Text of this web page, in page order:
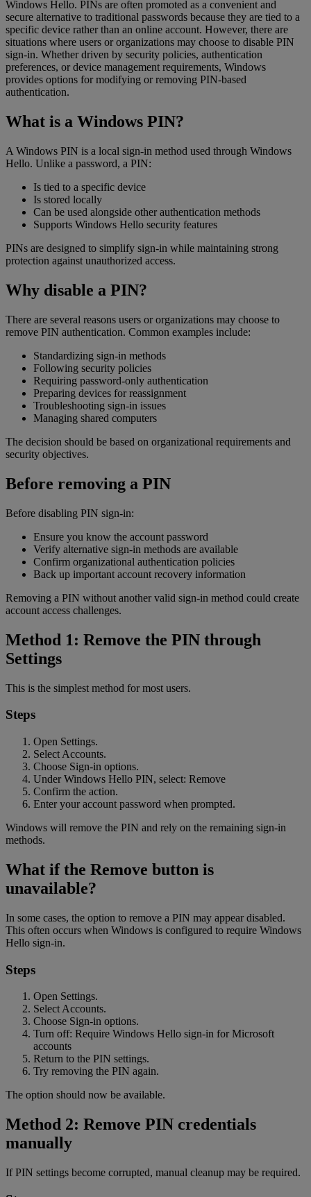
Windows Hello. PINs are often promoted as a convenient and
secure alternative to traditional passwords because they are tied to a
specific device rather than an online account. However, there are
situations where users or organizations may choose to disable PIN
sign-in. Whether driven by security policies, authentication
preferences, or device management requirements, Windows
provides options for modifying or removing PIN-based
authentication.
What is a Windows PIN?
A Windows PIN is a local sign-in method used through Windows
Hello. Unlike a password, a PIN:
Is tied to a specific device
Is stored locally
Can be used alongside other authentication methods
Supports Windows Hello security features
PINs are designed to simplify sign-in while maintaining strong
protection against unauthorized access.
Why disable a PIN?
There are several reasons users or organizations may choose to
remove PIN authentication. Common examples include:
Standardizing sign-in methods
Following security policies
Requiring password-only authentication
Preparing devices for reassignment
Troubleshooting sign-in issues
Managing shared computers
The decision should be based on organizational requirements and
security objectives.
Before removing a PIN
Before disabling PIN sign-in:
Ensure you know the account password
Verify alternative sign-in methods are available
Confirm organizational authentication policies
Back up important account recovery information
Removing a PIN without another valid sign-in method could create
account access challenges.
Method 1: Remove the PIN through
Settings
This is the simplest method for most users.
Steps
Open Settings.
Select Accounts.
Choose Sign-in options.
Under Windows Hello PIN, select: Remove
Confirm the action.
Enter your account password when prompted.
Windows will remove the PIN and rely on the remaining sign-in
methods.
What if the Remove button is
unavailable?
In some cases, the option to remove a PIN may appear disabled.
This often occurs when Windows is configured to require Windows
Hello sign-in.
Steps
Open Settings.
Select Accounts.
Choose Sign-in options.
Turn off: Require Windows Hello sign-in for Microsoft
accounts
Return to the PIN settings.
Try removing the PIN again.
The option should now be available.
Method 2: Remove PIN credentials
manually
If PIN settings become corrupted, manual cleanup may be required.